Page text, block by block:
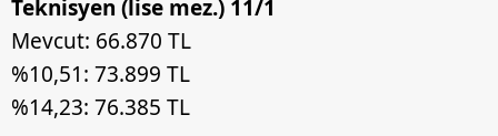
Teknisyen (lise mez.) 11/1
Mevcut: 66.870 TL
%10,51: 73.899 TL
%14,23: 76.385 TL